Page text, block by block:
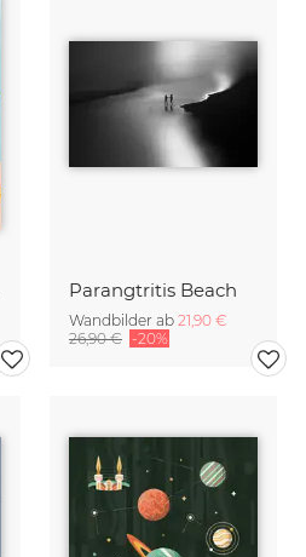
Parangtritis Beach
Wandbilder ab 21,90 €
26,90 € -20%